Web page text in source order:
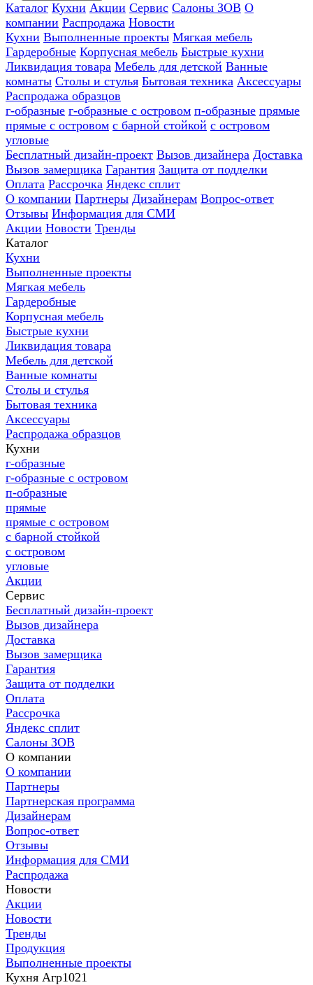
Каталог Кухни Акции Сервис Салоны ЗОВ О
компании Распродажа Новости
Кухни Выполненные проекты Мягкая мебель
Гардеробные Корпусная мебель Быстрые кухни
Ликвидация товара Мебель для детской Ванные
комнаты Столы и стулья Бытовая техника Аксессуары
Распродажа образцов
г-образные г-образные с островом п-образные прямые
прямые с островом с барной стойкой с островом
угловые
Бесплатный дизайн-проект Вызов дизайнера Доставка
Вызов замерщика Гарантия Защита от подделки
Оплата Рассрочка Яндекс сплит
О компании Партнеры Дизайнерам Вопрос-ответ
Отзывы Информация для СМИ
Акции Новости Тренды
Каталог
Кухни
Выполненные проекты
Мягкая мебель
Гардеробные
Корпусная мебель
Быстрые кухни
Ликвидация товара
Мебель для детской
Ванные комнаты
Столы и стулья
Бытовая техника
Аксессуары
Распродажа образцов
Кухни
г-образные
г-образные с островом
п-образные
прямые
прямые с островом
с барной стойкой
с островом
угловые
Акции
Сервис
Бесплатный дизайн-проект
Вызов дизайнера
Доставка
Вызов замерщика
Гарантия
Защита от подделки
Оплата
Рассрочка
Яндекс сплит
Салоны ЗОВ
О компании
О компании
Партнеры
Партнерская программа
Дизайнерам
Вопрос-ответ
Отзывы
Информация для СМИ
Распродажа
Новости
Акции
Новости
Тренды
Продукция
Выполненные проекты
Кухня Агр1021